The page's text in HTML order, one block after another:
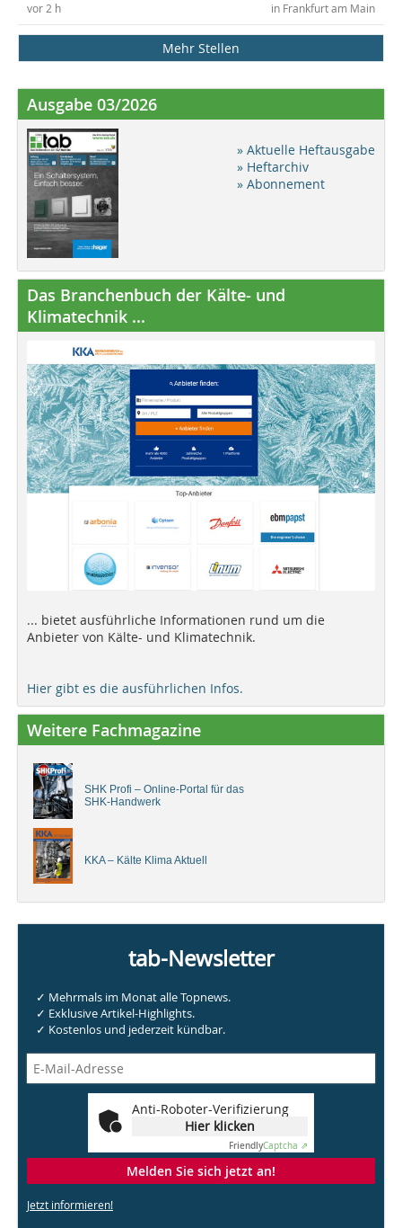
in Frankfurt am Main
vor 2 h
Mehr Stellen
Ausgabe 03/2026
» Aktuelle Heftausgabe
» Heftarchiv
» Abonnement
Das Branchenbuch der Kälte- und
Klimatechnik ...
... bietet ausführliche Informationen rund um die
Anbieter von Kälte- und Klimatechnik.
Hier gibt es die ausführlichen Infos.
Weitere Fachmagazine
SHK Profi – Online-Portal für das
SHK-Handwerk
KKA – Kälte Klima Aktuell
tab-Newsletter
✓ Mehrmals im Monat alle Topnews.
✓ Exklusive Artikel-Highlights.
✓ Kostenlos und jederzeit kündbar.
Anti-Roboter-Verifizierung
Hier klicken
FriendlyCaptcha ⇗
Melden Sie sich jetzt an!
Jetzt informieren!